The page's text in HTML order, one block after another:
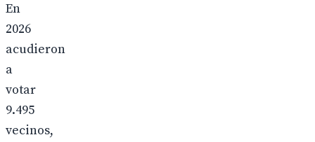
En
2026
acudieron
a
votar
9.495
vecinos,